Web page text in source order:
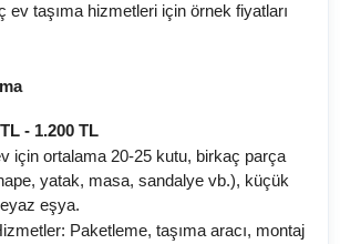
ev taşıma hizmetleri için örnek fiyatları
- 1.200 TL
için ortalama 20-25 kutu, birkaç parça
yatak, masa, sandalye vb.), küçük
eşya.
Paketleme, taşıma aracı, montaj